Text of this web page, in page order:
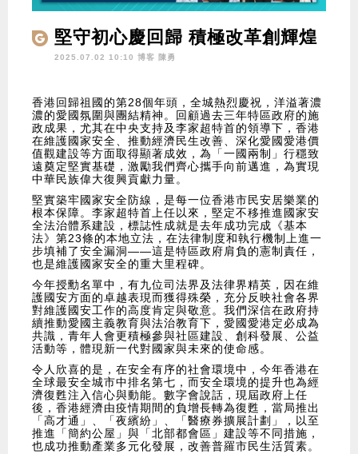
堅守初心慶回歸 積極改革創輝煌
2025.07.02 10:10 博客 陳勇
香港回歸祖國的第28個年頭，全城熱烈慶祝，洋溢著濃
濃的愛國氛圍與團結精神。回顧過去三年特區政府的施
政成果，尤其在中央支持及李家超特首的領導下，香港
在維護國家安全、推動經濟民生改善、深化愛國愛港價
值觀建設等方面取得顯著成效，為「一國兩制」行穩致
遠奠定堅實基礎，激勵我們齊心攜手向前邁進，為實現
中華民族偉大復興貢獻力量。
堅實築牢國家安全防線，是每一位香港市民安居樂業的
根本保障。李家超特首上任以來，堅定不移推進國家安
全法治體系建設，標誌性成就是去年成功完成《基本
法》第23條的本地立法，在法律制度和執行機制上進一
步填補了安全漏洞——這是特區政府肩負的憲制責任，
也是維護國家安全的重大里程碑。
今年授勳名單中，有九位司法界及法律界精英，因在維
護國安方面的卓越表現而獲得殊榮，充分反映社會各界
對維護國安工作的高度肯定與敬意。我們深信在政府持
續推動愛國主義教育與法治教育下，愛國愛港定必成為
共識，青年人會更積極參與社區建設、創科發展、公益
活動等，體現新一代對國家與未來的使命感。
令人欣喜的是，在安全有序的社會環境中，今年香港在
全球最安全城市中排名第七，而安全環境的提升也為經
濟復甦注入信心與動能。數字會說話，現屆政府上任
後，香港經濟由疫情期間的負增長轉為復甦，當局推出
「高才通」、「夜繽紛」、「醫療券擴展計劃」，以至
推進「簡約公屋」與「北部都會區」建設等不同措施，
也成功推動產業多元化發展，改善普羅市民生活質素。